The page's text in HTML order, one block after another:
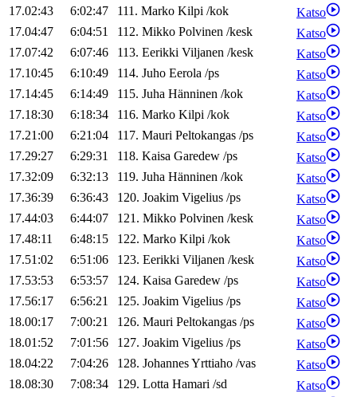
17.02:43
6:02:47 111. Marko Kilpi /kok
Katso
17.04:47
6:04:51 112. Mikko Polvinen /kesk
Katso
17.07:42
6:07:46 113. Eerikki Viljanen /kesk
Katso
17.10:45
6:10:49 114. Juho Eerola /ps
Katso
17.14:45
6:14:49 115. Juha Hänninen /kok
Katso
17.18:30
6:18:34 116. Marko Kilpi /kok
Katso
17.21:00
6:21:04 117. Mauri Peltokangas /ps
Katso
17.29:27
6:29:31 118. Kaisa Garedew /ps
Katso
17.32:09
6:32:13 119. Juha Hänninen /kok
Katso
17.36:39
6:36:43 120. Joakim Vigelius /ps
Katso
17.44:03
6:44:07 121. Mikko Polvinen /kesk
Katso
17.48:11
6:48:15 122. Marko Kilpi /kok
Katso
17.51:02
6:51:06 123. Eerikki Viljanen /kesk
Katso
17.53:53
6:53:57 124. Kaisa Garedew /ps
Katso
17.56:17
6:56:21 125. Joakim Vigelius /ps
Katso
18.00:17
7:00:21 126. Mauri Peltokangas /ps
Katso
18.01:52
7:01:56 127. Joakim Vigelius /ps
Katso
18.04:22
7:04:26 128. JohannesYrttiaho /vas
Katso
18.08:30
7:08:34 129. Lotta Hamari /sd
Katso